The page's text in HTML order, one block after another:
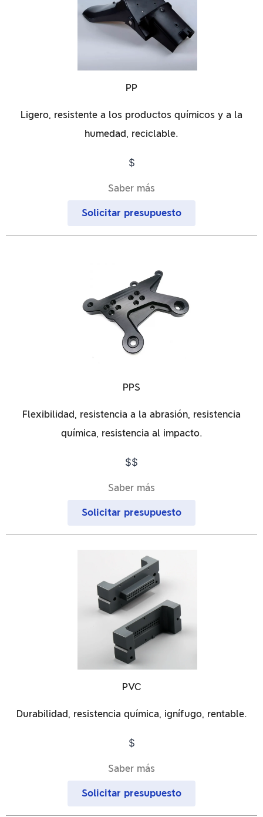
PP
Ligero, resistente a los productos químicos y a la
humedad, reciclable.
$
Saber más
Solicitar presupuesto
PPS
Flexibilidad, resistencia a la abrasión, resistencia
química, resistencia al impacto.
$$
Saber más
Solicitar presupuesto
PVC
Durabilidad, resistencia química, ignífugo, rentable.
$
Saber más
Solicitar presupuesto